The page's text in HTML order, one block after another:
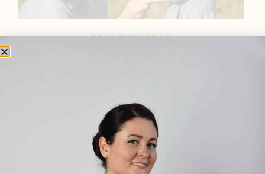
BEMUTATKOZÁS
alkalmazásának oktatása, a gyermekek, a nők és a
férfiak egészségének megőrzése és helyreállítása.